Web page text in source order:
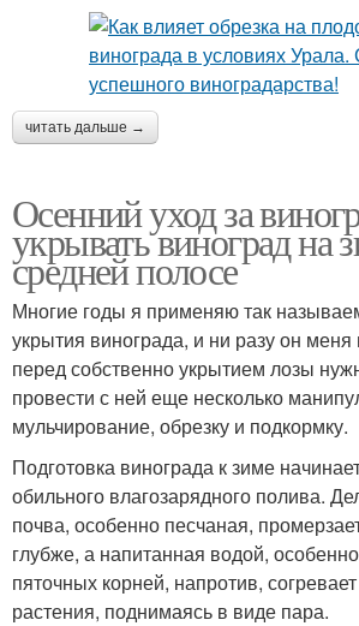
читать дальше →
Осенний уход за
укрывать виноград на
средней полосе
Многие годы я применяю так
укрытия винограда, и ни разу он
перед собственно укрытием лозы
провести с ней еще несколько
мульчирование, обрезку и подкормку.
Подготовка винограда к зиме
обильного влагозарядного полива.
почва, особенно песчаная,
глубже, а напитанная водой,
пяточных корней, напротив,
растения, поднимаясь в виде пара.